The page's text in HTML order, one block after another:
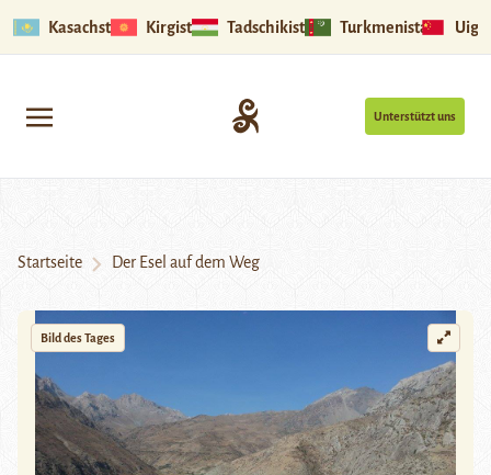
Kasachstan Kirgistan Tadschikistan Turkmenistan
Unterstützt uns
Startseite Der Esel auf dem Weg
Bild des Tages